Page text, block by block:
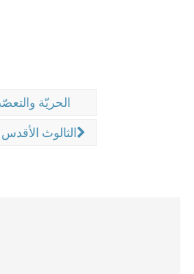
الحريّة
الثالوث الأقدس